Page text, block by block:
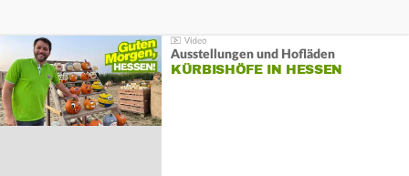
Ausstellungen und Hofläden
KÜRBISHÖFE IN HESSEN